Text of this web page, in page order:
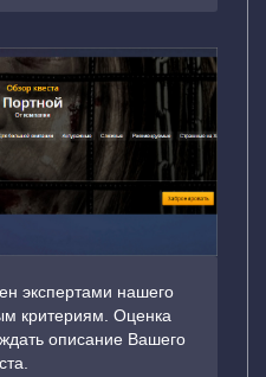
экспертами нашего
критериям. Оценка
описание Вашего